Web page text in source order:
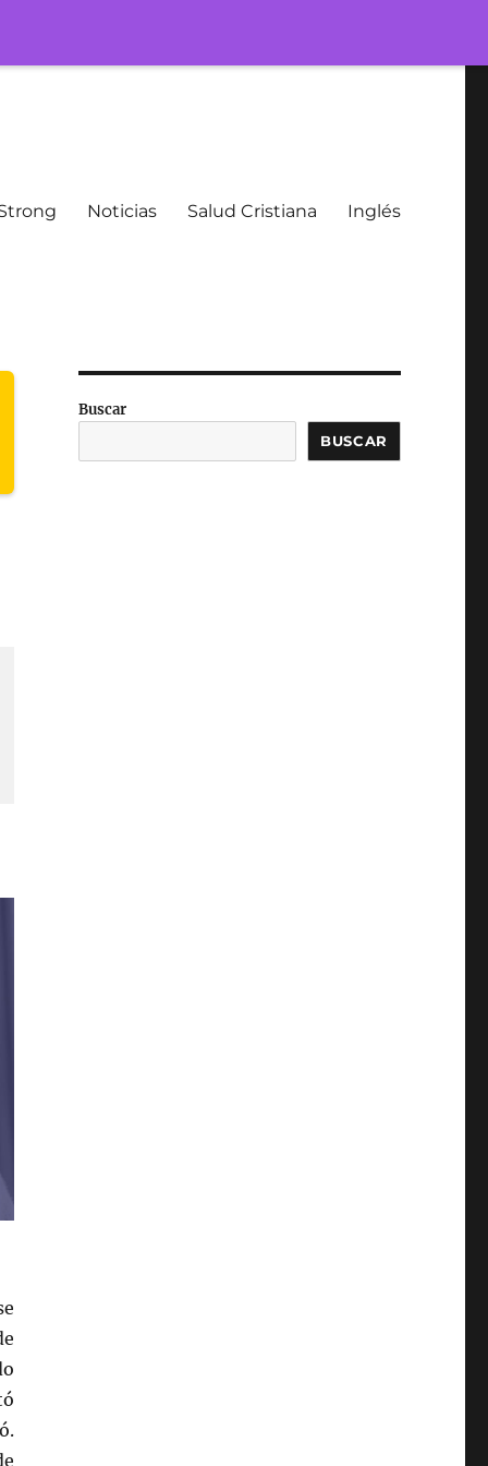
Noticias Salud Cristiana Inglés
Buscar
BUSCAR